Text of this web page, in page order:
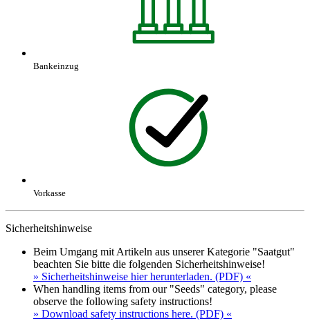
Bankeinzug
Vorkasse
Sicherheitshinweise
Beim Umgang mit Artikeln aus unserer Kategorie "Saatgut"
beachten Sie bitte die folgenden Sicherheitshinweise!
» Sicherheitshinweise hier herunterladen. (PDF) «
When handling items from our "Seeds" category, please
observe the following safety instructions!
» Download safety instructions here. (PDF) «